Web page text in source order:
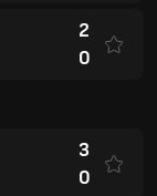
2
0
3
0